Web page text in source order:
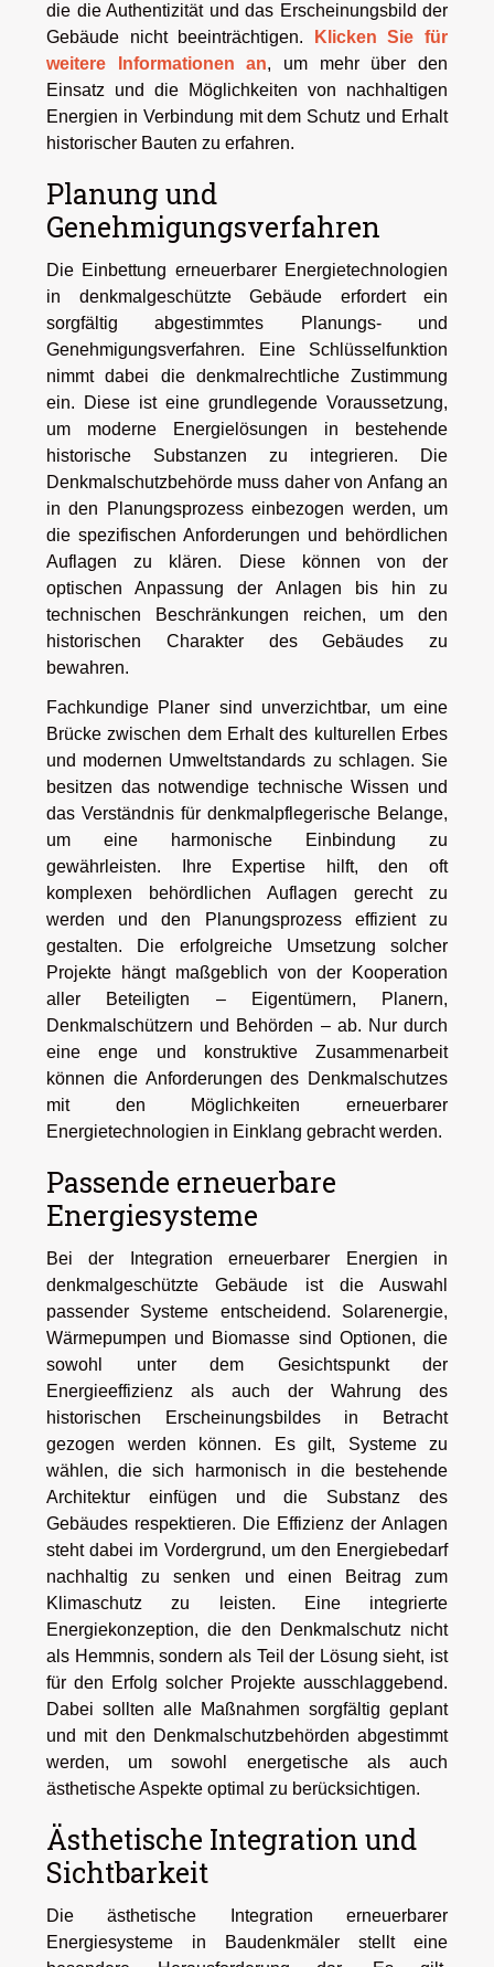
die die Authentizität und das Erscheinungsbild der
Gebäude nicht beeinträchtigen.
Klicken Sie für
weitere Informationen an, um mehr über den
Einsatz und die Möglichkeiten von nachhaltigen
Energien in Verbindung mit dem Schutz und Erhalt
historischer Bauten zu erfahren.
Planung und
Genehmigungsverfahren
Die Einbettung erneuerbarer Energietechnologien
in denkmalgeschützte Gebäude erfordert ein
sorgfältig abgestimmtes Planungs- und
Genehmigungsverfahren. Eine Schlüsselfunktion
nimmt dabei die denkmalrechtliche Zustimmung
ein. Diese ist eine grundlegende Voraussetzung,
um moderne Energielösungen in bestehende
historische Substanzen zu integrieren. Die
Denkmalschutzbehörde muss daher von Anfang an
in den Planungsprozess einbezogen werden, um
die spezifischen Anforderungen und behördlichen
Auflagen zu klären. Diese können von der
optischen Anpassung der Anlagen bis hin zu
technischen Beschränkungen reichen, um den
historischen Charakter des Gebäudes zu
bewahren.
Fachkundige Planer sind unverzichtbar, um eine
Brücke zwischen dem Erhalt des kulturellen Erbes
und modernen Umweltstandards zu schlagen. Sie
besitzen das notwendige technische Wissen und
das Verständnis für denkmalpflegerische Belange,
um eine harmonische Einbindung zu
gewährleisten. Ihre Expertise hilft, den oft
komplexen behördlichen Auflagen gerecht zu
werden und den Planungsprozess effizient zu
gestalten. Die erfolgreiche Umsetzung solcher
Projekte hängt maßgeblich von der Kooperation
aller Beteiligten – Eigentümern, Planern,
Denkmalschützern und Behörden – ab. Nur durch
eine enge und konstruktive Zusammenarbeit
können die Anforderungen des Denkmalschutzes
mit den Möglichkeiten erneuerbarer
Energietechnologien in Einklang gebracht werden.
Passende erneuerbare
Energiesysteme
Bei der Integration erneuerbarer Energien in
denkmalgeschützte Gebäude ist die Auswahl
passender Systeme entscheidend. Solarenergie,
Wärmepumpen und Biomasse sind Optionen, die
sowohl unter dem Gesichtspunkt der
Energieeffizienz als auch der Wahrung des
historischen Erscheinungsbildes in Betracht
gezogen werden können. Es gilt, Systeme zu
wählen, die sich harmonisch in die bestehende
Architektur einfügen und die Substanz des
Gebäudes respektieren. Die Effizienz der Anlagen
steht dabei im Vordergrund, um den Energiebedarf
nachhaltig zu senken und einen Beitrag zum
Klimaschutz zu leisten. Eine integrierte
Energiekonzeption, die den Denkmalschutz nicht
als Hemmnis, sondern als Teil der Lösung sieht, ist
für den Erfolg solcher Projekte ausschlaggebend.
Dabei sollten alle Maßnahmen sorgfältig geplant
und mit den Denkmalschutzbehörden abgestimmt
werden, um sowohl energetische als auch
ästhetische Aspekte optimal zu berücksichtigen.
Ästhetische Integration und
Sichtbarkeit
Die ästhetische Integration erneuerbarer
Energiesysteme in Baudenkmäler stellt eine